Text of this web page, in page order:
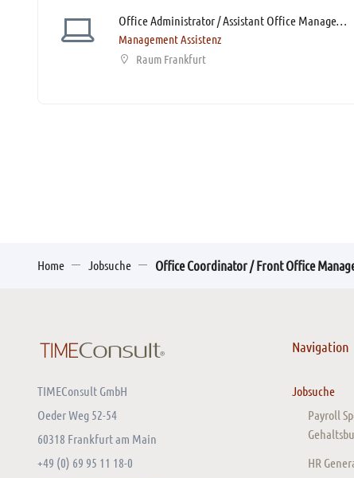
Office Administrator / Assistant Office Management (m/w/d)*
Management Assistenz
Raum Frankfurt
Home Jobsuche Office Coordinator / Front Office
TIMEConsult GmbH
Oeder Weg 52-54
60318 Frankfurt am Main
+49 (0) 69 95 11 18-0
Navigation
Jobsuche
Payroll
HR